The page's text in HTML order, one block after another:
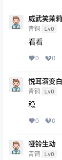
威武笑茉莉
青铜 Lv0
看看
0 0
悦耳演变
青铜 Lv0
稳
0 0
哑铃生动
青铜 Lv0